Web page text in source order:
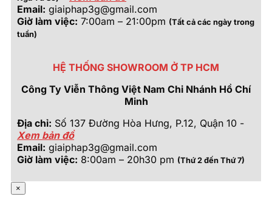
Email: giaiphap3g@gmail.com
Giờ làm việc: 7:00am – 21:00pm (Tất cả các ngày trong
tuần)
HỆ THỐNG SHOWROOM Ở TP HCM
Công Ty Viễn Thông Việt Nam Chi Nhánh Hồ Chí
Minh
Địa chỉ: Số 137 Đường Hòa Hưng, P.12, Quận 10 -
Xem bản đồ
Email: giaiphap3g@gmail.com
Giờ làm việc: 8:00am – 20h30 pm (Thứ 2 đến Thứ 7)
×